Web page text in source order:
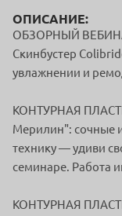
ОПИСАНИЕ:
ОБЗОРНЫЙ
Скинбустер
увлажнении и
КОНТУРНАЯ
Мерилин": сочные
технику — удиви
семинаре. Работа
КОНТУРНАЯ